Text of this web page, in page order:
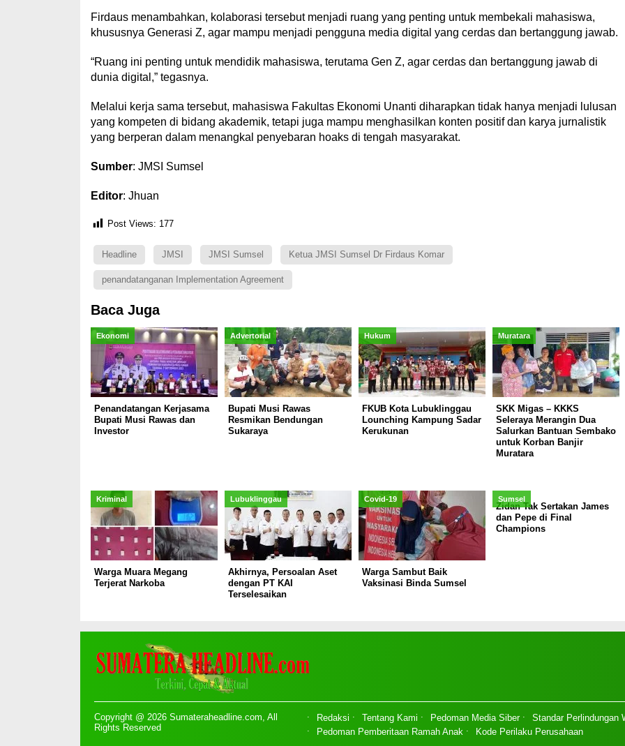
Firdaus menambahkan, kolaborasi tersebut menjadi ruang yang penting untuk membekali mahasiswa,
khususnya Generasi Z, agar mampu menjadi pengguna media digital yang cerdas dan bertanggung jawab.
“Ruang ini penting untuk mendidik mahasiswa, terutama Gen Z, agar cerdas dan bertanggung jawab di
dunia digital,” tegasnya.
Melalui kerja sama tersebut, mahasiswa Fakultas Ekonomi Unanti diharapkan tidak hanya menjadi lulusan
yang kompeten di bidang akademik, tetapi juga mampu menghasilkan konten positif dan karya jurnalistik
yang berperan dalam menangkal penyebaran hoaks di tengah masyarakat.
Sumber: JMSI Sumsel
Editor: Jhuan
Post Views: 177
Headline JMSI JMSI Sumsel Ketua JMSI Sumsel Dr Firdaus Komar
penandatanganan Implementation Agreement
Baca Juga
Ekonomi
Penandatangan Kerjasama
Bupati Musi Rawas dan
Investor
Advertorial
Bupati Musi Rawas
Resmikan Bendungan
Sukaraya
Hukum
FKUB Kota Lubuklinggau
Lounching Kampung Sadar
Kerukunan
Muratara
SKK Migas – KKKS
Seleraya Merangin Dua
Salurkan Bantuan Sembako
untuk Korban Banjir
Muratara
Kriminal
Warga Muara Megang
Terjerat Narkoba
Lubuklinggau
Akhirnya, Persoalan Aset
dengan PT KAI
Terselesaikan
Covid-19
Warga Sambut Baik
Vaksinasi Binda Sumsel
Sumsel
Zidan Tak Sertakan James
dan Pepe di Final
Champions
Copyright @ 2026 Sumateraheadline.com, All
Rights Reserved
Redaksi Tentang Kami Pedoman Media Siber
Standar Perlindungan
Pedoman Pemberitaan Ramah Anak
Kode Perilaku Perusahaan